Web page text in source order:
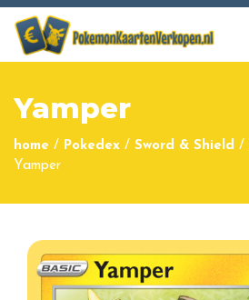
Yamper
home / Pokedex / Sword & Shield /
Yamper